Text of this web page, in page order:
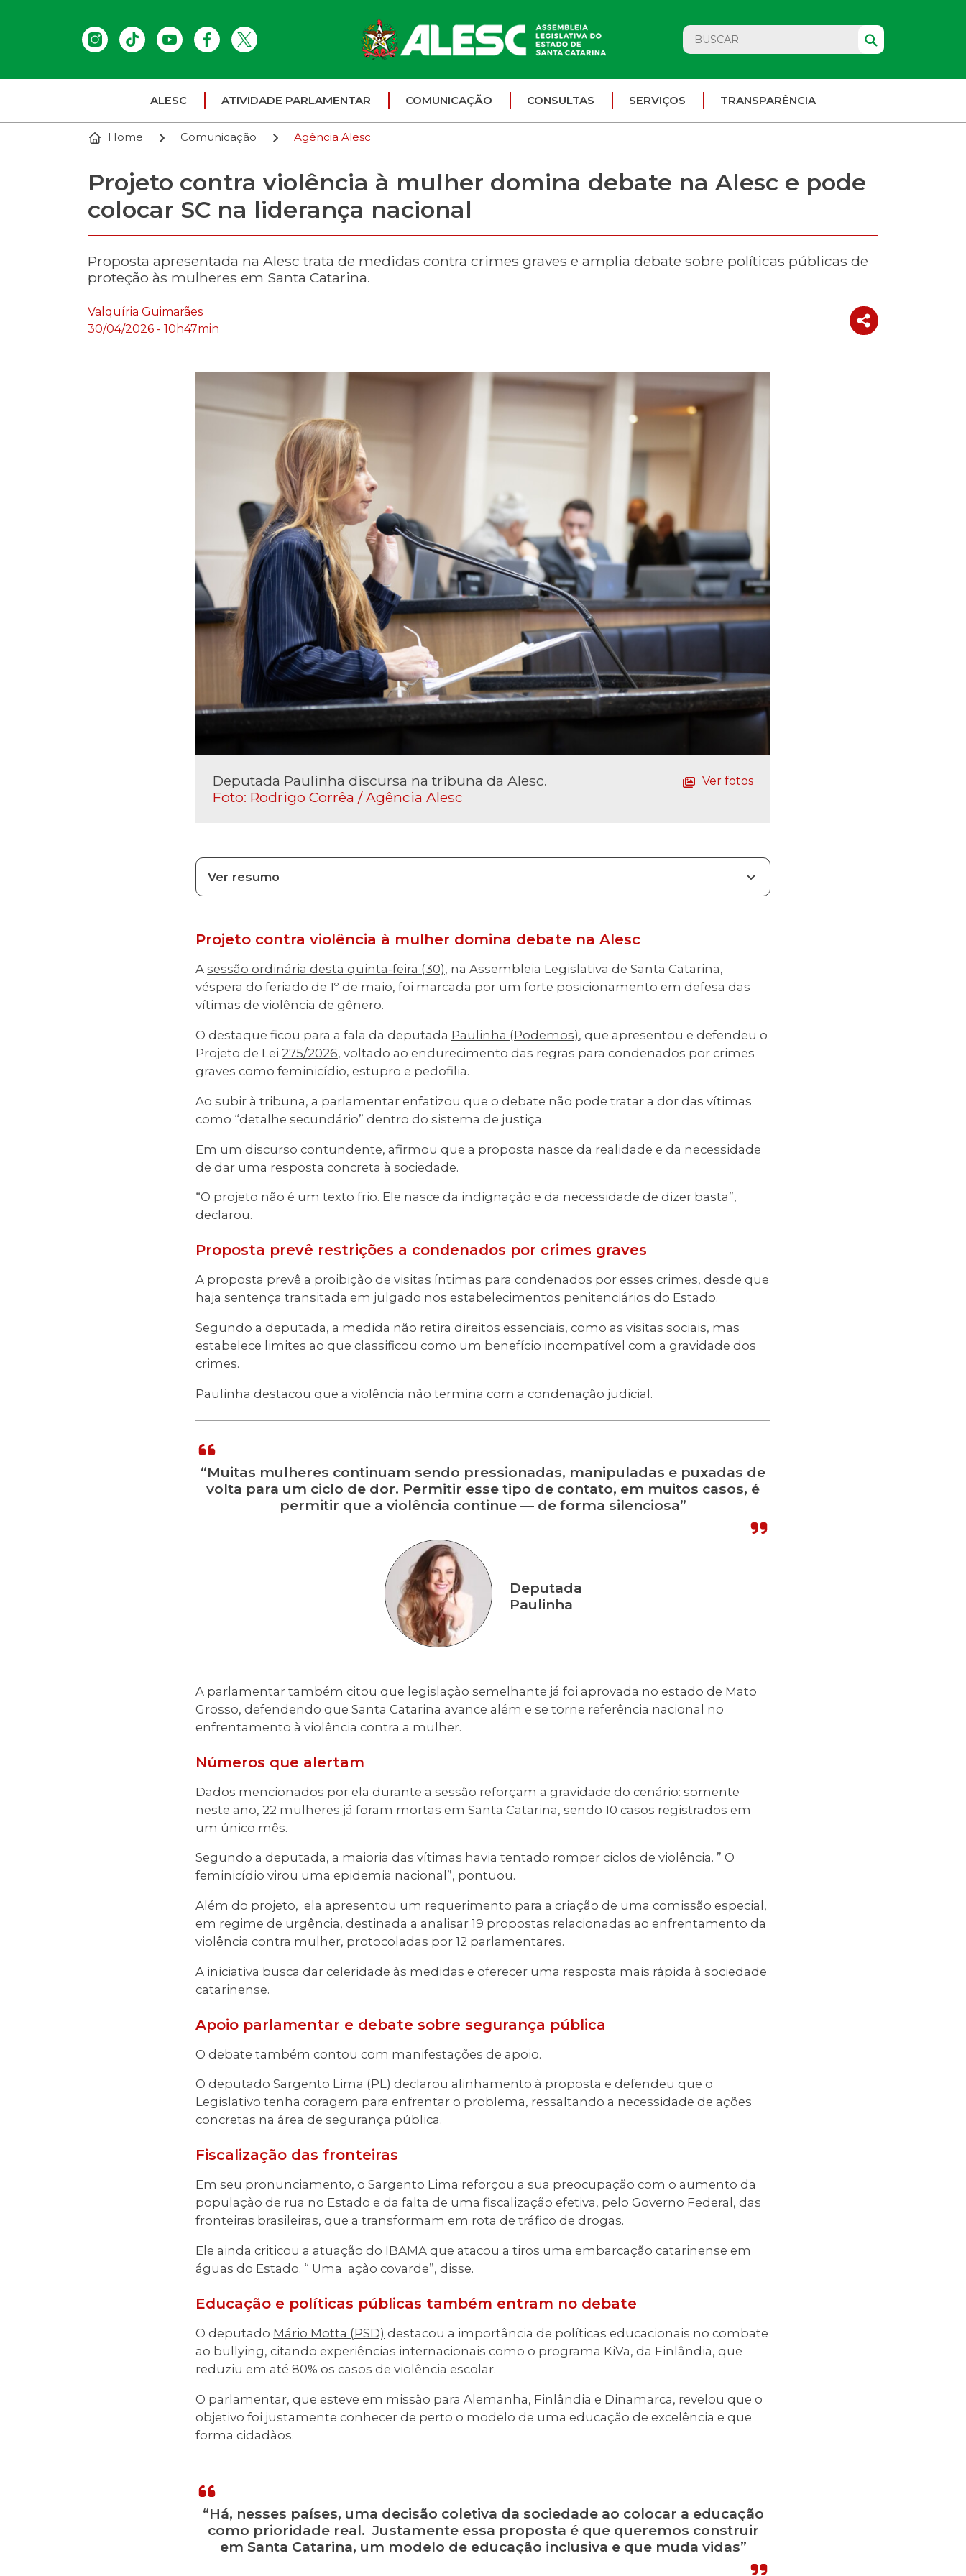
ALESC ATIVIDADE PARLAMENTAR COMUNICAÇÃO CONSULTAS SERVIÇOS TRANSPARÊNCIA
Home Comunicação Agência Alesc
Projeto contra violência à mulher domina debate na Alesc e pode
colocar SC na liderança nacional
Proposta apresentada na Alesc trata de medidas contra crimes graves e amplia debate sobre políticas públicas de
proteção às mulheres em Santa Catarina.
Valquíria Guimarães
30/04/2026 - 10h47min
Deputada Paulinha discursa na tribuna da Alesc.
Foto: Rodrigo Corrêa / Agência Alesc
Ver fotos
Ver resumo
Projeto contra violência à mulher domina debate na Alesc
A sessão ordinária desta quinta-feira (30), na Assembleia Legislativa de Santa Catarina,
véspera do feriado de 1º de maio, foi marcada por um forte posicionamento em defesa das
vítimas de violência de gênero.
O destaque ficou para a fala da deputada Paulinha (Podemos), que apresentou e defendeu o
Projeto de Lei 275/2026, voltado ao endurecimento das regras para condenados por crimes
graves como feminicídio, estupro e pedofilia.
Ao subir à tribuna, a parlamentar enfatizou que o debate não pode tratar a dor das vítimas
como “detalhe secundário” dentro do sistema de justiça.
Em um discurso contundente, afirmou que a proposta nasce da realidade e da necessidade
de dar uma resposta concreta à sociedade.
“O projeto não é um texto frio. Ele nasce da indignação e da necessidade de dizer basta”,
declarou.
Proposta prevê restrições a condenados por crimes graves
A proposta prevê a proibição de visitas íntimas para condenados por esses crimes, desde que
haja sentença transitada em julgado nos estabelecimentos penitenciários do Estado.
Segundo a deputada, a medida não retira direitos essenciais, como as visitas sociais, mas
estabelece limites ao que classificou como um benefício incompatível com a gravidade dos
crimes.
Paulinha destacou que a violência não termina com a condenação judicial.
“Muitas mulheres continuam sendo pressionadas, manipuladas e puxadas de
volta para um ciclo de dor. Permitir esse tipo de contato, em muitos casos, é
permitir que a violência continue — de forma silenciosa”
Deputada
Paulinha
A parlamentar também citou que legislação semelhante já foi aprovada no estado de Mato
Grosso, defendendo que Santa Catarina avance além e se torne referência nacional no
enfrentamento à violência contra a mulher.
Números que alertam
Dados mencionados por ela durante a sessão reforçam a gravidade do cenário: somente
neste ano, 22 mulheres já foram mortas em Santa Catarina, sendo 10 casos registrados em
um único mês.
Segundo a deputada, a maioria das vítimas havia tentado romper ciclos de violência. ” O
feminicídio virou uma epidemia nacional”, pontuou.
Além do projeto, ela apresentou um requerimento para a criação de uma comissão especial,
em regime de urgência, destinada a analisar 19 propostas relacionadas ao enfrentamento da
violência contra mulher, protocoladas por 12 parlamentares.
A iniciativa busca dar celeridade às medidas e oferecer uma resposta mais rápida à sociedade
catarinense.
Apoio parlamentar e debate sobre segurança pública
O debate também contou com manifestações de apoio.
O deputado Sargento Lima (PL) declarou alinhamento à proposta e defendeu que o
Legislativo tenha coragem para enfrentar o problema, ressaltando a necessidade de ações
concretas na área de segurança pública.
Fiscalização das fronteiras
Em seu pronunciamento, o Sargento Lima reforçou a sua preocupação com o aumento da
população de rua no Estado e da falta de uma fiscalização efetiva, pelo Governo Federal, das
fronteiras brasileiras, que a transformam em rota de tráfico de drogas.
Ele ainda criticou a atuação do IBAMA que atacou a tiros uma embarcação catarinense em
águas do Estado. “ Uma ação covarde”, disse.
Educação e políticas públicas também entram no debate
O deputado Mário Motta (PSD) destacou a importância de políticas educacionais no combate
ao bullying, citando experiências internacionais como o programa KiVa, da Finlândia, que
reduziu em até 80% os casos de violência escolar.
O parlamentar, que esteve em missão para Alemanha, Finlândia e Dinamarca, revelou que o
objetivo foi justamente conhecer de perto o modelo de uma educação de excelência e que
forma cidadãos.
“Há, nesses países, uma decisão coletiva da sociedade ao colocar a educação
como prioridade real. Justamente essa proposta é que queremos construir
em Santa Catarina, um modelo de educação inclusiva e que muda vidas”